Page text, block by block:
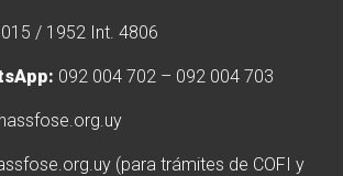
/ 1952 Int. 4806
092 004 702 – 092 004 703
(para trámites de COFI y